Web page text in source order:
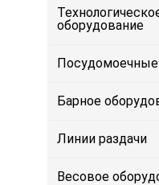
оборудование
Барное
Линии раздачи
Весовое